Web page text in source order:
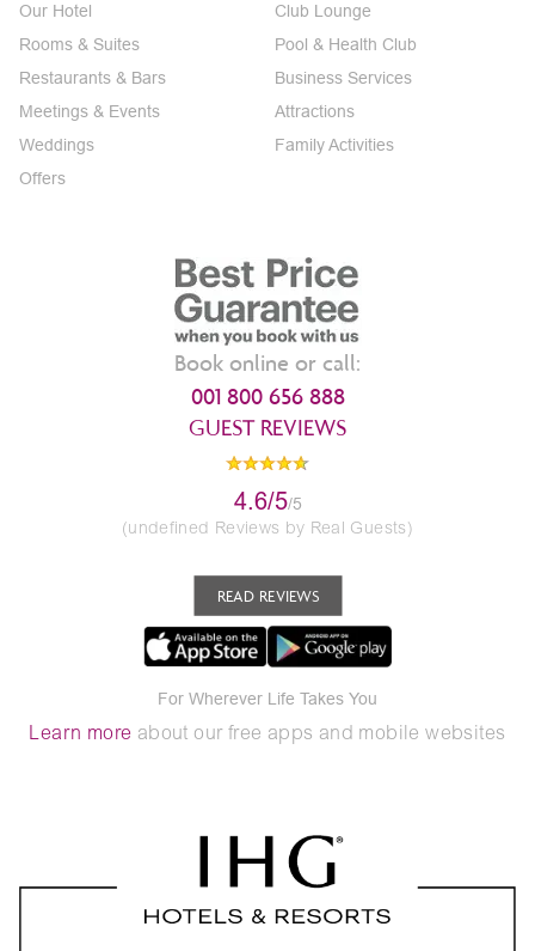
Our Hotel
Rooms & Suites
Restaurants & Bars
Meetings & Events
Weddings
Offers
Club Lounge
Pool & Health Club
Business Services
Attractions
Family Activities
Book online or call:
001 800 656 888
GUEST REVIEWS
4.6/5/5
(undefined Reviews by Real Guests)
READ REVIEWS
For Wherever Life Takes You
Learn more about our free apps and mobile websites